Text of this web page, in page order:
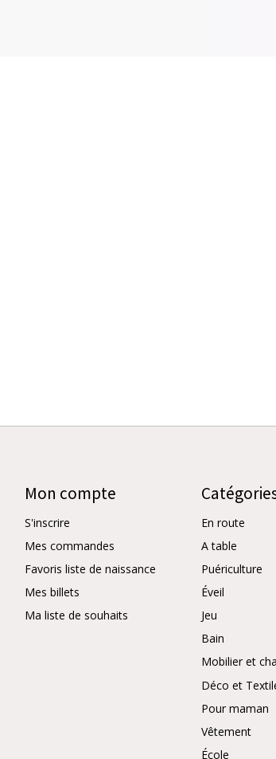
Mon compte
S'inscrire
Mes commandes
Favoris liste de naissance
Mes billets
Ma liste de souhaits
En route
A table
Puériculture
Éveil
Jeu
Bain
Mobilier et
Déco et
Pour maman
Vêtement
École